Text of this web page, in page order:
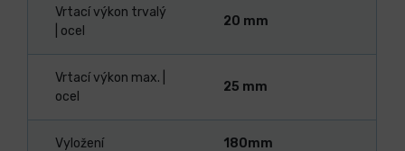
Vrtací výkon trvalý
| ocel
20 mm
Vrtací výkon max. |
ocel
25 mm
Vyložení 180mm